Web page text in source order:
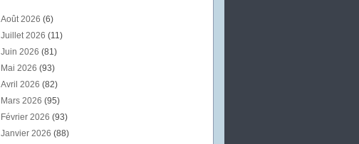
Août 2026 (6)
Juillet 2026 (11)
Juin 2026 (81)
Mai 2026 (93)
Avril 2026 (82)
Mars 2026 (95)
Février 2026 (93)
Janvier 2026 (88)